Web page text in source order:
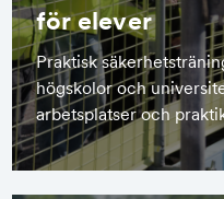
för elever
Praktisk
högskolor och
arbetsplatser och